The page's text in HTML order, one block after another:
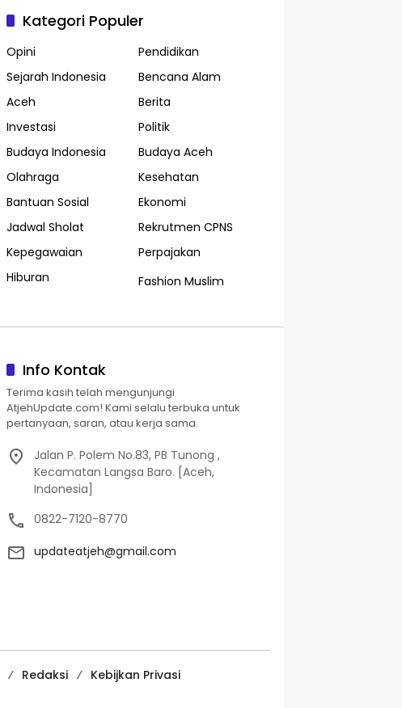
Kategori Populer
Opini
Pendidikan
Sejarah Indonesia
Bencana Alam
Aceh
Berita
Investasi
Politik
Budaya Indonesia
Budaya Aceh
Olahraga
Kesehatan
Bantuan Sosial
Ekonomi
Jadwal Sholat
Rekrutmen CPNS
Kepegawaian
Perpajakan
Hiburan
Fashion Muslim
Info Kontak
Terima kasih telah mengunjungi
AtjehUpdate.com! Kami selalu terbuka untuk
pertanyaan, saran, atau kerja sama.
Jalan P. Polem No.83, PB Tunong ,
Kecamatan Langsa Baro. [Aceh,
Indonesia]
0822-7120-8770
updateatjeh@gmail.com
Redaksi
Kebijkan Privasi